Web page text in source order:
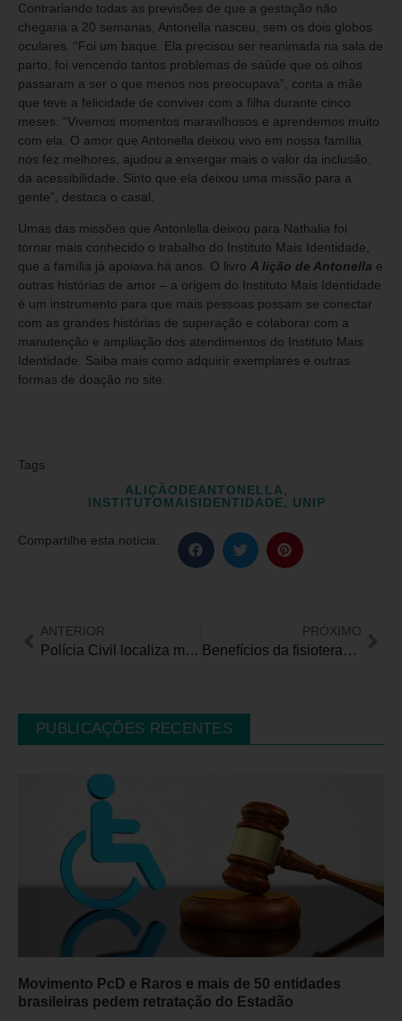
Contrariando todas as previsões de que a gestação não
chegaria a 20 semanas, Antonella nasceu, sem os dois globos
oculares. “Foi um baque. Ela precisou ser reanimada na sala de
parto, foi vencendo tantos problemas de saúde que os olhos
passaram a ser o que menos nos preocupava”, conta a mãe
que teve a felicidade de conviver com a filha durante cinco
meses. “Vivemos momentos maravilhosos e aprendemos muito
com ela. O amor que Antonella deixou vivo em nossa família
nos fez melhores, ajudou a enxergar mais o valor da inclusão,
da acessibilidade. Sinto que ela deixou uma missão para a
gente”, destaca o casal.
Umas das missões que Antonlella deixou para Nathalia foi
tornar mais conhecido o trabalho do Instituto Mais Identidade,
que a família já apoiava há anos. O livro A lição de Antonella e
outras histórias de amor – a origem do Instituto Mais Identidade
é um instrumento para que mais pessoas possam se conectar
com as grandes histórias de superação e colaborar com a
manutenção e ampliação dos atendimentos do Instituto Mais
Identidade. Saiba mais como adquirir exemplares e outras
formas de doação no site.
Tags
ALIÇÃODEANTONELLA,
INSTITUTOMAISIDENTIDADE, UNIP
Compartilhe esta notícia:
ANTERIOR
Polícia Civil localiza motorista suspeito de agredir mãe com filho autista em Cuiabá
PRÓXIMO
Benefícios da fisioterapia para crianças com autismo
PUBLICAÇÕES RECENTES
Movimento PcD e Raros e mais de 50 entidades
brasileiras pedem retratação do Estadão